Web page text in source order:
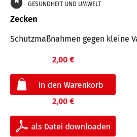
GESUNDHEIT UND UMWELT
Zecken
Schutz­maß­nahmen gegen kleine
2,00 €
2,00 €